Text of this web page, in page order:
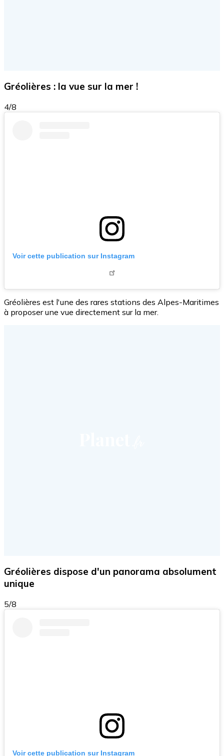
Gréolières : la vue sur la mer !
4/8
Voir cette publication sur Instagram
Gréolières est l'une des rares stations des Alpes-Maritimes
à proposer une vue directement sur la mer.
Gréolières dispose d'un panorama absolument
unique
5/8
Voir cette publication sur Instagram